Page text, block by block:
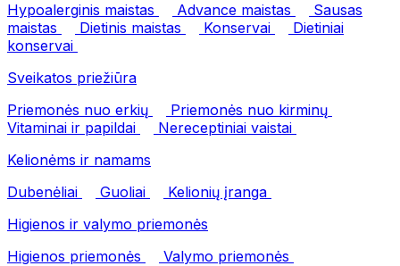
Hypoalerginis maistas
Advance maistas
Sausas
maistas
Dietinis maistas Konservai
Dietiniai
konservai
Sveikatos priežiūra
Priemonės nuo erkių
Priemonės nuo kirminų
Vitaminai ir papildai
Nereceptiniai vaistai
Kelionėms ir namams
Dubenėliai
Guoliai
Kelionių įranga
Higienos ir valymo priemonės
Higienos priemonės
Valymo priemonės